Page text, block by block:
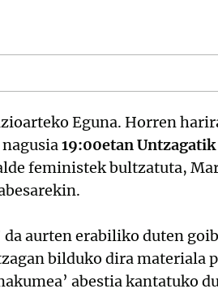
Eguna. Horren
19:00etan Untzagatik
feministek bultzatuta,
da aurten erabiliko duten
bilduko dira materiala
abestia kantatuko